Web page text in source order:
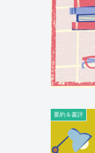
要約＆書評